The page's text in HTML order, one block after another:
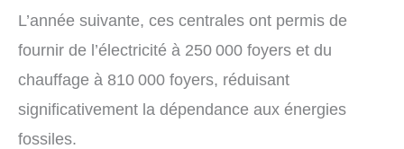
L’année suivante, ces centrales ont permis de
fournir de l’électricité à 250 000 foyers et du
chauffage à 810 000 foyers, réduisant
significativement la dépendance aux énergies
fossiles.